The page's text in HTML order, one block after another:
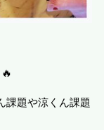
題や涼くん課題